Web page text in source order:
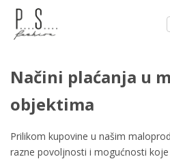
Načini plaćanja u
objektima
Prilikom kupovine u našim
razne povoljnosti i mogućnosti